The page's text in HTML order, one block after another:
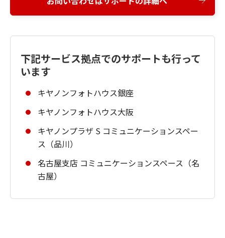
下記サービス拠点でのサポートも行って
います
キヤノンフォトハウス銀座
キヤノンフォトハウス大阪
キヤノンプラザ S コミュニケーションスペー
ス（品川）
名古屋支店 コミュニケーションスペース（名
古屋）